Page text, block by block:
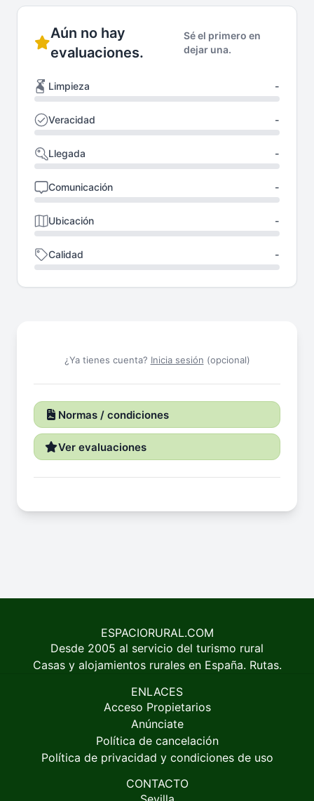
Aún no hay
evaluaciones.
Sé el primero en
dejar una.
Limpieza -
Veracidad -
Llegada -
Comunicación -
Ubicación -
Calidad -
¿Ya tienes cuenta? Inicia sesión (opcional)
Normas / condiciones
Ver evaluaciones
ESPACIORURAL.COM
Desde 2005 al servicio del turismo rural
Casas y alojamientos rurales en España. Rutas.
ENLACES
Acceso Propietarios
Anúnciate
Política de cancelación
Política de privacidad y condiciones de uso
CONTACTO